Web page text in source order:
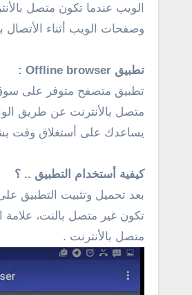
الويب عندما تكون متصل
وصفحات الويب أثناء
تطبيق Offline browser :
تطبيق متصفح متوفر على
متصل بالأنترنت عن طريق
يساعدك على أستغلاق وقت
كيفية أستخدام التطبيق .. ؟
بعد تحميل وتثبيت التطبيق
تكون غير متصل بالنت، علامة
متصل بالأنترنت .